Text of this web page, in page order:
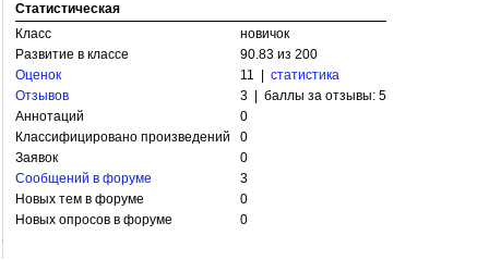
Статистическая
Класс
новичок
Развитие в классе
90.83 из 200
Оценок
11 | статистика
Отзывов
3 | баллы за отзывы: 5
Аннотаций
0
Классифицировано произведений
0
Заявок
0
Сообщений в форуме
3
Новых тем в форуме
0
Новых опросов в форуме
0